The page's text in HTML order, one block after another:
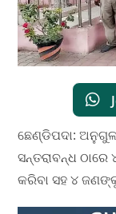
ଛେଣ୍ଡିପଦା:
ସନ୍ତରାବନ୍ଧ
କରିବା ସହ ୪